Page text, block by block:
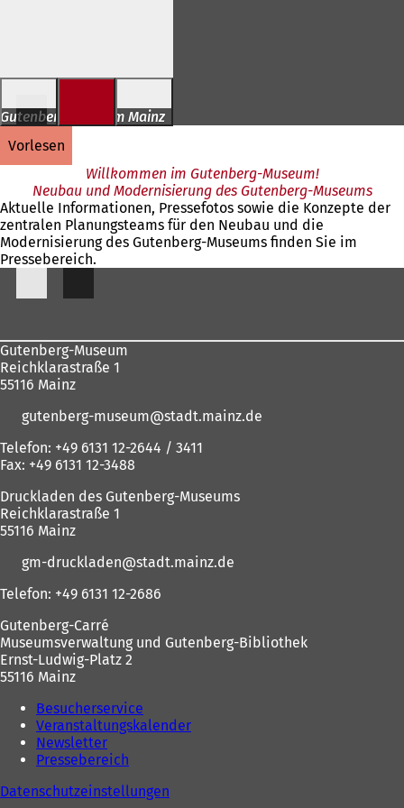
Gutenberg-Museum Mainz
vorlesen
Willkommen im Gutenberg-Museum!
Neubau und Modernisierung des Gutenberg-Museums
Aktuelle Informationen, Pressefotos sowie die Konzepte der
zentralen Planungsteams für den Neubau und die
Modernisierung des Gutenberg-Museums finden Sie im
Pressebereich.
Gutenberg-Museum
Reichklarastraße 1
55116 Mainz
gutenberg-museum
stadt.mainz de
Telefon: +49 6131 12-2644 / 3411
Fax: +49 6131 12-3488
Druckladen des Gutenberg-Museums
Reichklarastraße 1
55116 Mainz
gm-druckladen
stadt.mainz de
Telefon: +49 6131 12-2686
Gutenberg-Carré
Museumsverwaltung und Gutenberg-Bibliothek
Ernst-Ludwig-Platz 2
55116 Mainz
Besucherservice
Veranstaltungskalender
Newsletter
Pressebereich
Datenschutzeinstellungen